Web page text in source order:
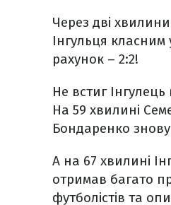
Через дві
Інгульця
рахунок – 2:2!
Не встиг
На 59 хвилині
Бондаренко
А на 67 хвилині
отримав багато
футболістів та